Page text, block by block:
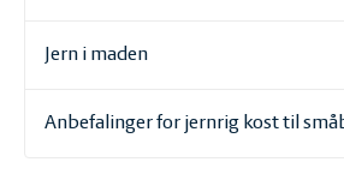
Jern i maden
Anbefalinger for jernrig kost til